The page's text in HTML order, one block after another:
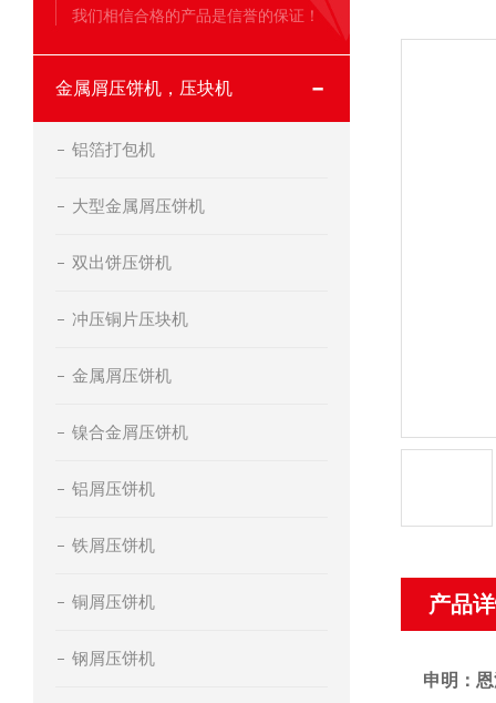
我们相信合格的产品是信誉的保证！
金属屑压饼机，压块机
铝箔打包机
大型金属屑压饼机
双出饼压饼机
冲压铜片压块机
金属屑压饼机
镍合金屑压饼机
铝屑压饼机
铁屑压饼机
铜屑压饼机
钢屑压饼机
产品
申明：